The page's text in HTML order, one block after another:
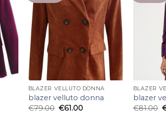
BLAZER VELLUTO DONNA
blazer velluto donna
€79.00 €61.00
BLAZER
blazer
€81.00